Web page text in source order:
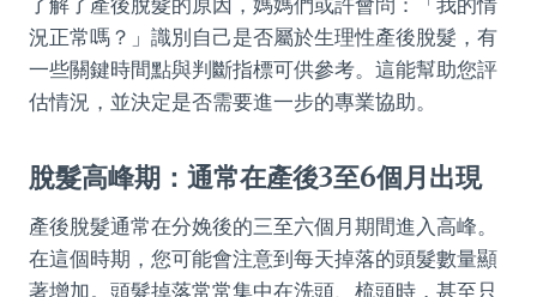
況正常嗎？」識別自己是否屬於生理性產後脫髮，有
一些關鍵時間點與判斷指標可供參考。這能幫助您評
估情況，並決定是否需要進一步的專業協助。
脫髮高峰期：通常在產後3至6個月出現
產後脫髮通常在分娩後的三至六個月期間進入高峰。
在這個時期，您可能會注意到每天掉落的頭髮數量顯
著增加。頭髮掉落常常集中在洗頭、梳頭時，甚至只